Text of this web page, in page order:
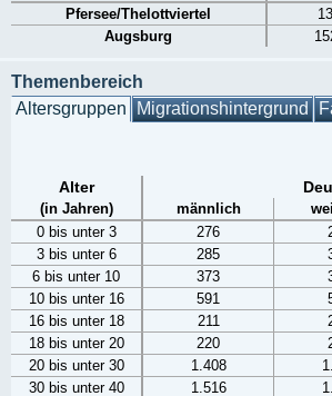
Pfersee/Thelottviertel
Augsburg
Themenbereich
Altersgruppen Migrationshintergrund
Alter
(in Jahren) männlich
0 bis unter 3
276
3 bis unter 6
285
6 bis unter 10
373
10 bis unter 16
591
16 bis unter 18
211
18 bis unter 20
220
20 bis unter 30
1.408
30 bis unter 40
1.516